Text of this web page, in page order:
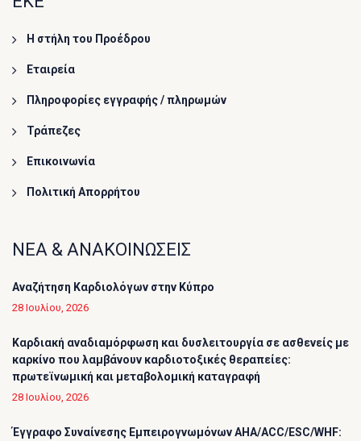
Η στήλη του Προέδρου
Εταιρεία
Πληροφορίες εγγραφής / πληρωμών
Τράπεζες
Επικοινωνία
Πολιτική Απορρήτου
ΝΕΑ & ΑΝΑΚΟΙΝΩΣΕΙΣ
Αναζήτηση Καρδιολόγων στην Κύπρο
28 Ιουλίου, 2026
Καρδιακή αναδιαμόρφωση και δυσλειτουργία σε ασθενείς με
καρκίνο που λαμβάνουν καρδιοτοξικές θεραπείες:
πρωτεϊνωμική και μεταβολομική καταγραφή
28 Ιουλίου, 2026
Έγγραφο Συναίνεσης Εμπειρογνωμόνων AHA/ACC/ESC/WHF: